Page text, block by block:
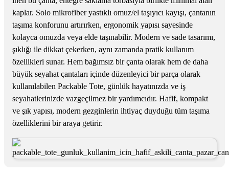
kaplar. Solo mikrofiber yastıklı omuz/el taşıyıcı kayışı, çantanın
taşıma konforunu artırırken, ergonomik yapısı sayesinde
kolayca omuzda veya elde taşınabilir. Modern ve sade tasarımı,
şıklığı ile dikkat çekerken, aynı zamanda pratik kullanım
özellikleri sunar. Hem bağımsız bir çanta olarak hem de daha
büyük seyahat çantaları içinde düzenleyici bir parça olarak
kullanılabilen Packable Tote, günlük hayatınızda ve iş
seyahatlerinizde vazgeçilmez bir yardımcıdır. Hafif, kompakt
ve şık yapısı, modern gezginlerin ihtiyaç duyduğu tüm taşıma
özelliklerini bir araya getirir.